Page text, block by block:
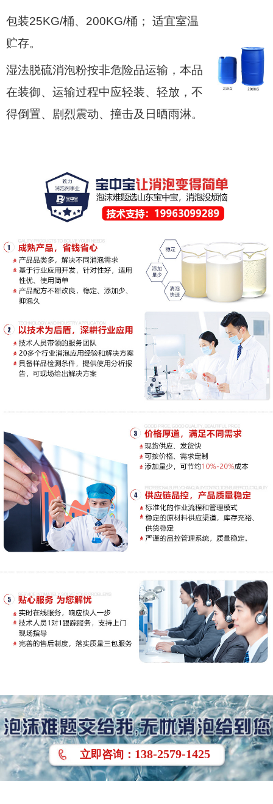
包装25KG/桶、200KG/桶； 适宜室温
贮存。
湿法脱硫消泡粉按非危险品运输，本品
在装御、运输过程中应轻装、轻放，不
得倒置、剧烈震动、撞击及日晒雨淋。
立即咨询 ： 138-2579-1425